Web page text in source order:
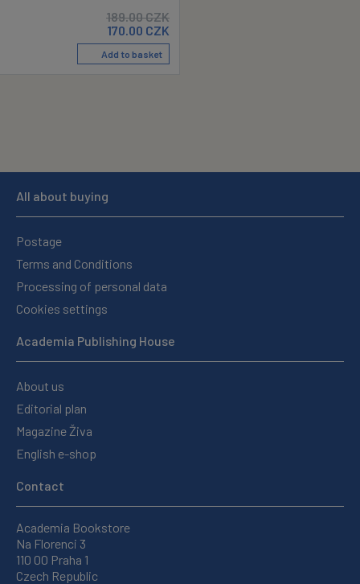
189.00CZK
170.00 CZK
Add to basket
All about buying
Postage
Terms and Conditions
Processing of personal data
Cookies settings
Academia Publishing House
About us
Editorial plan
Magazine Živa
English e-shop
Contact
Academia Bookstore
Na Florenci 3
110 00 Praha 1
Czech Republic